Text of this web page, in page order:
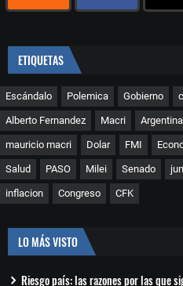
ETIQUETAS
Escándalo Polemica Gobierno
Alberto Fernandez Macri Argentina
mauricio macri Dolar FMI
Salud PASO Milei Senado
inflacion Congreso CFK
LO MÁS VISTO
Riesgo país: las razones por las que